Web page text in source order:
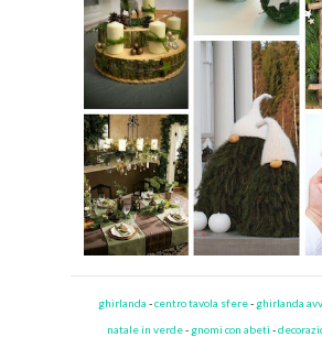
ghirlanda -centro tavola sfere- ghirlanda
natale in verde- gnomi con abeti -